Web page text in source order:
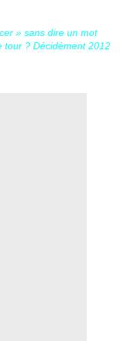
» sans dire un mot
tour ? Décidément 2012